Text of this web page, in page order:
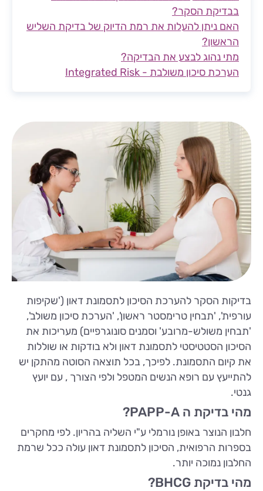
בבדיקת הסקר?
האם ניתן להעלות את רמת הדיוק של בדיקת השליש
הראשון?
מתי נהוג לבצע את הבדיקה?
הערכת סיכון משולבת - Integrated Risk
בדיקות הסקר להערכת הסיכון לתסמונת דאון ('שקיפות
עורפית', 'תבחין טרימסטר ראשון', 'הערכת סיכון משולב',
'תבחין משולש-מרובע' וסמנים סונוגרפיים) מעריכות את
הסיכון הסטטיסטי לתסמונת דאון ולא בודקות או שוללות
את קיום התסמונת. לפיכך, בכל תוצאה הסוטה מהתקן יש
להתייעץ עם רופא הנשים המטפל ולפי הצורך , עם יועץ
גנטי.
מהי בדיקת ה PAPP-A?
חלבון הנוצר באופן נורמלי ע"י השליה בהריון. לפי מחקרים
בספרות הרפואית, הסיכון לתסמונת דאון עולה ככל שרמת
החלבון נמוכה יותר.
מהי בדיקת BHCG?